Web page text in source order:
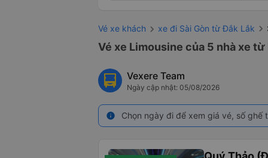
Vé xe khách xe đi Sài Gòn từ Đắk Lắk
Vé xe Limousine của 5 nhà xe từ
Vexere Team
Ngày cập nhật: 05/08/2026
info Chọn ngày đi để xem giá vé, số